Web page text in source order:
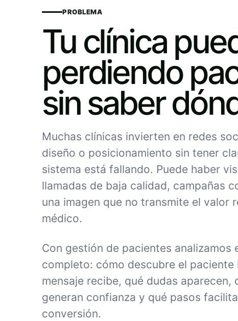
PROBLEMA
Tu clínica
perdiendo
sin saber
Muchas clínicas invierten en redes
diseño o posicionamiento sin tener
sistema está fallando. Puede haber
llamadas de baja calidad, campañas
una imagen que no transmite el valor
médico.
Con gestión de pacientes analizamos
completo: cómo descubre el paciente
mensaje recibe, qué dudas aparecen,
generan confianza y qué pasos
conversión.